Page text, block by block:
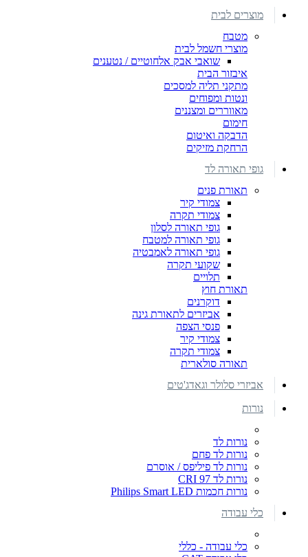
מוצרים לבית
מטבח
מוצרי חשמל לבית
שואבי אבק אלחוטיים / נטענים
איבזור הבית
מתקני תליה למסכים
ונטות ומפוחים
מאווררים ומצננים
חימום
הדבקה ואיטום
הרחקת מזיקים
גופי תאורה לד
תאורת פנים
צמודי קיר
צמודי תקרה
גופי תאורה לסלון
גופי תאורה למטבח
גופי תאורה לאמבטיה
שקועי תקרה
תלויים
תאורת חוץ
דוקרנים
אביזרים לתאורת גינה
פנסי הצפה
צמודי קיר
צמודי תקרה
תאורה סולארית
אביזרי סלולר וגאדג'טים
נורות
נורות לד
נורות לד פחם
נורות לד פיליפס / אוסרם
נורות לד CRI 97
נורות חכמות Philips Smart LED
כלי עבודה
כלי עבודה - כללי